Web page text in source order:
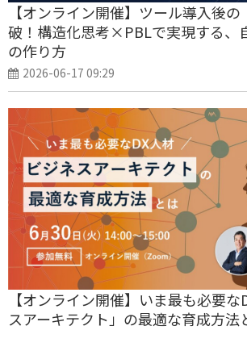
【オンライン開催】ツール導入後
破！構造化思考×PBLで実現する、
の作り方
2026-06-17 09:29
【オンライン開催】いま最も必要
スアーキテクト」の最適な育成方法